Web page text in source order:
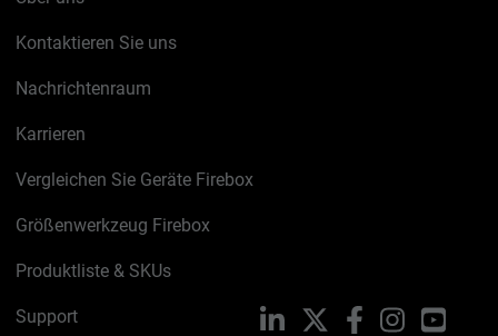
Kontaktieren Sie uns
Nachrichtenraum
Karrieren
Vergleichen Sie Geräte Firebox
Größenwerkzeug Firebox
Produktliste & SKUs
Support LinkedIn FacebookInstagram